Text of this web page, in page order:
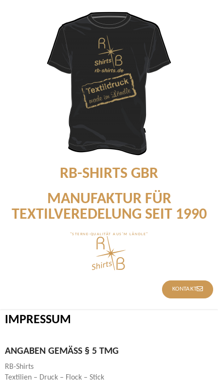
RB-SHIRTS GBR
MANUFAKTUR FÜR
TEXTILVEREDELUNG SEIT 1990
"STERNE-QUALITÄT AUS'M LÄNDLE"
KONTAKT
IMPRESSUM
ANGABEN GEMÄSS § 5 TMG
RB-Shirts
Textilien – Druck – Flock – Stick